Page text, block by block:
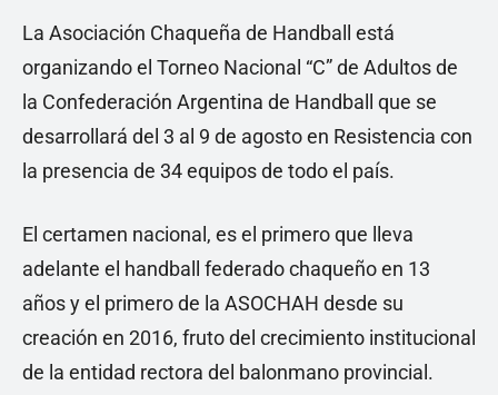
La Asociación Chaqueña de Handball está
organizando el Torneo Nacional “C” de Adultos de
la Confederación Argentina de Handball que se
desarrollará del 3 al 9 de agosto en Resistencia con
la presencia de 34 equipos de todo el país.
El certamen nacional, es el primero que lleva
adelante el handball federado chaqueño en 13
años y el primero de la ASOCHAH desde su
creación en 2016, fruto del crecimiento institucional
de la entidad rectora del balonmano provincial.